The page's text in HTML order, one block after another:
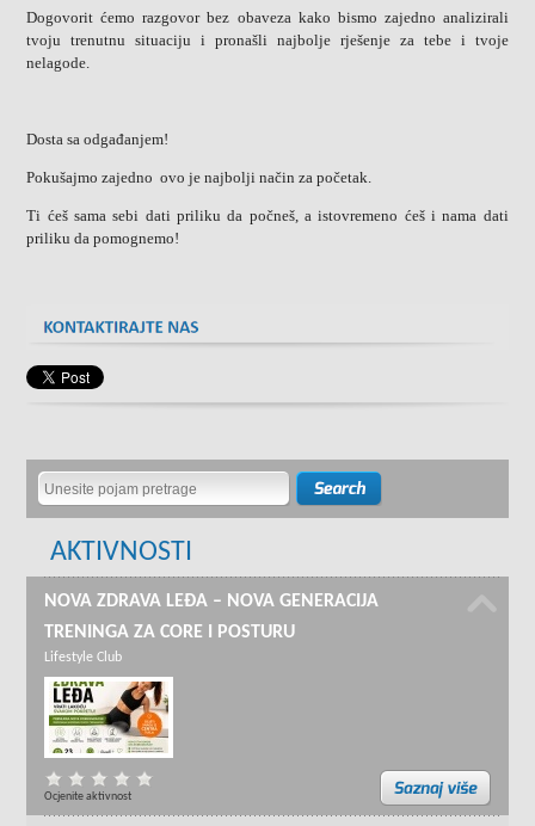
Dogovorit ćemo razgovor bez obaveza kako bismo zajedno analizirali
tvoju trenutnu situaciju i pronašli najbolje rješenje za tebe i tvoje
nelagode.
Dosta sa odgađanjem!
Pokušajmo zajedno ovo je najbolji način za početak.
Ti ćeš sama sebi dati priliku da počneš, a istovremeno ćeš i nama dati
priliku da pomognemo!
AKTIVNOSTI
NOVA ZDRAVA LEĐA – NOVA GENERACIJA
TRENINGA ZA CORE I POSTURU
Lifestyle Club
Ocjenite aktivnost